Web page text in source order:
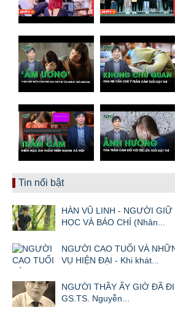
Tin nổi bật
HÀN VŨ LINH - NGƯỜI GIỮ
HỌC VÀ BÁO CHÍ (Nhân...
NGƯỜI CAO TUỔI VÀ
VỤ HIỆN ĐẠI - Khi khát...
NGƯỜI THẦY ẤY GIỜ ĐÃ
GS.TS. Nguyễn...